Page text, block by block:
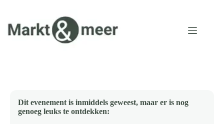
inhoud
Dit evenement is inmiddels geweest, maar er is nog
genoeg leuks te ontdekken: